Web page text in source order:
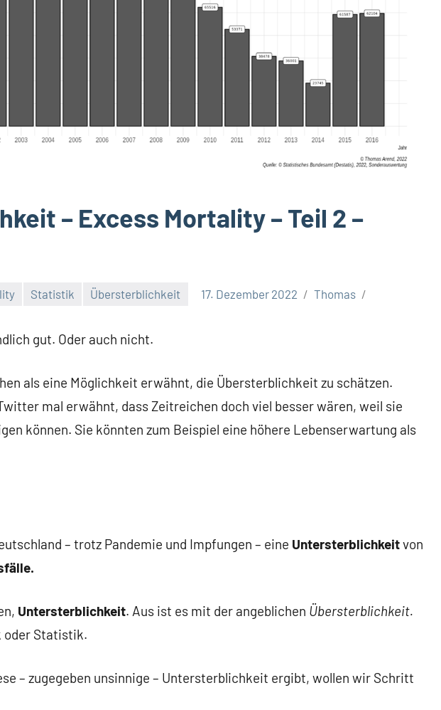
– Excess Mortality – Teil 2 –
Statistik Übersterblichkeit 17. Dezember 2022 Thomas
gut. Oder auch nicht.
als eine Möglichkeit erwähnt, die Übersterblichkeit zu schätzen.
mal erwähnt, dass Zeitreichen doch viel besser wären, weil sie
können. Sie könnten zum Beispiel eine höhere Lebenserwartung als
– trotz Pandemie und Impfungen – eine Untersterblichkeitvon
Untersterblichkeit. Aus ist es mit der angeblichen Übersterblichkeit.
oder Statistik.
– zugegeben unsinnige – Untersterblichkeit ergibt, wollen wir Schritt